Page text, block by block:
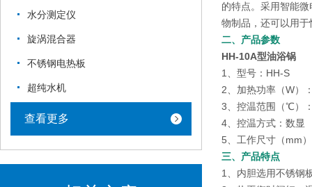
水分测定仪
旋涡混合器
不锈钢电热板
超纯水机
查看更多
的特点。采用智能
物制品，还可以用
二、产品参数
HH-10A型油浴锅
1、型号：HH-S
2、加热功率（W）
3、控温范围（℃）
4、控温方式：数显
5、工作尺寸（mm
三、产品特点
1、内胆选用不锈钢